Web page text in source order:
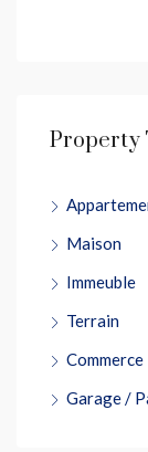
Property
Maison
Immeuble
Terrain
Commerce
Garage /